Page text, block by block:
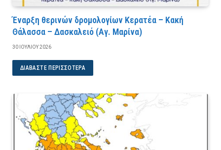
Έναρξη θερινών δρομολογίων Κερατέα – Κακή
Θάλασσα – Δασκαλειό (Αγ. Μαρίνα)
30 ΙΟΥΛΊΟΥ 2026
ΔΙΑΒΆΣΤΕ ΠΕΡΙΣΣΌΤΕΡΑ